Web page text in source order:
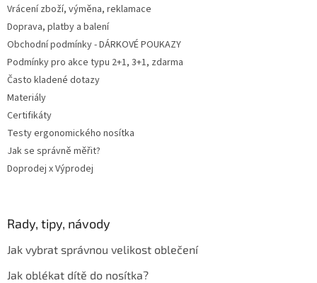
Vrácení zboží, výměna, reklamace
Doprava, platby a balení
Obchodní podmínky - DÁRKOVÉ POUKAZY
Podmínky pro akce typu 2+1, 3+1, zdarma
Často kladené dotazy
Materiály
Certifikáty
Testy ergonomického nosítka
Jak se správně měřit?
Doprodej x Výprodej
Rady, tipy, návody
Jak vybrat správnou velikost oblečení
Jak oblékat dítě do nosítka?